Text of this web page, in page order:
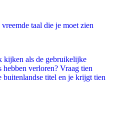
taal die je moet zien
kijken als de gebruikelijke
verloren? Vraag tien
titel en je krijgt tien